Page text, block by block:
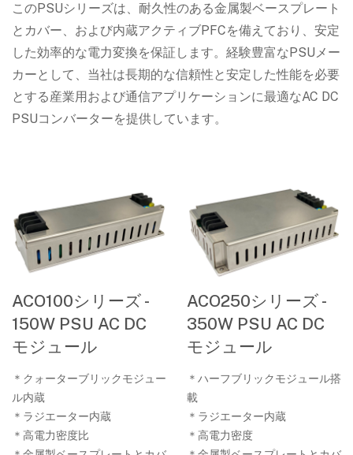
このPSUシリーズは、耐久性のある金属製ベースプレート
とカバー、および内蔵アクティブPFCを備えており、安定
した効率的な電力変換を保証します。経験豊富なPSUメー
カーとして、当社は長期的な信頼性と安定した性能を必要
とする産業用および通信アプリケーションに最適なAC DC
PSUコンバーターを提供しています。
ACO100シリーズ -
150W PSU AC DC
モジュール
＊クォーターブリックモジュー
ル内蔵
＊ラジエーター内蔵
＊高電力密度比
ACO250シリーズ -
350W PSU AC DC
モジュール
＊ハーフブリックモジュール搭
載
＊ラジエーター内蔵
＊高電力密度